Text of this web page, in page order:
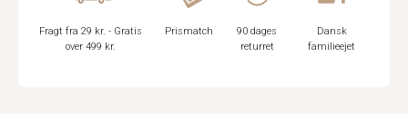
Fragt fra 29 kr. - Gratis
over 499 kr.
Prismatch
90 dages
returret
Dansk
familieejet